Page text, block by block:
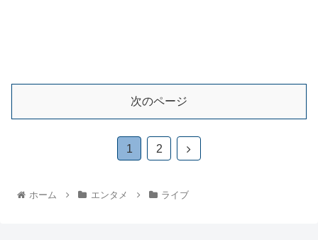
次のページ
1 2
ホーム エンタメ ライブ